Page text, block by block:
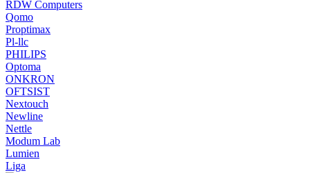
RDW Computers
Qomo
Proptimax
Pl-llc
PHILIPS
Optoma
ONKRON
OFTSIST
Nextouch
Newline
Nettle
Modum Lab
Lumien
Liga